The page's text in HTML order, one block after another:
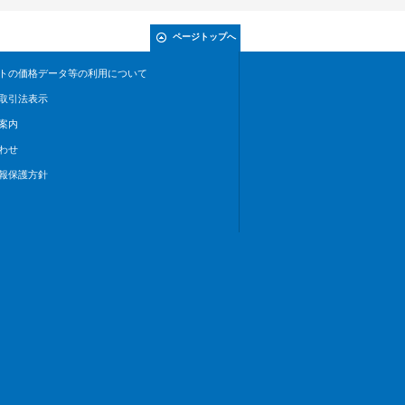
ページトップへ
の価格データ等の利用について
引法表示
内
せ
保護方針